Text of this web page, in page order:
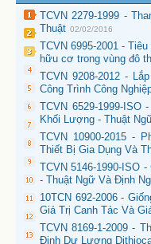
TCVN 2279-1999 -
Thuật 02/02/2016
TCVN 6995-2001 -
hữu cơ trong vùng đô
TCVN 9208-2012 -
Công Trình Công
TCVN 6529-1999-
Khối Lượng - Thuật
TCVN 10900-2015 -
Thiết Bị Gia Dụng Và
TCVN 5146-1990-ISO
- Thuật Ngữ Và Định
10TCN 692-2006 -
Giá Trị Canh Tác Và
TCVN 8169-1-2009 -
Định Dư Lượng